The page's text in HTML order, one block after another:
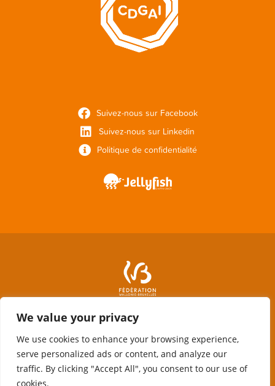
We value your privacy
We use cookies to enhance your browsing experience,
serve personalized ads or content, and analyze our
traffic. By clicking "Accept All", you consent to our use of
cookies.
Suivez-nous sur Facebook
Suivez-nous sur Linkedin
Politique de confidentialité